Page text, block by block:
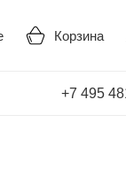
Корзина
+7 495